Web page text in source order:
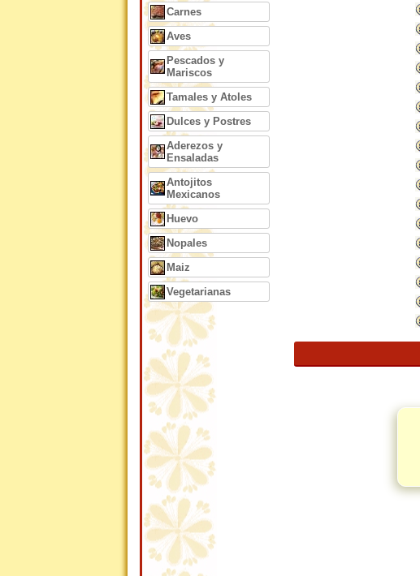
Carnes
Aves
Pescados y
Mariscos
Tamales y Atoles
Dulces y Postres
Aderezos y
Ensaladas
Antojitos
Mexicanos
Huevo
Nopales
Maiz
Vegetarianas